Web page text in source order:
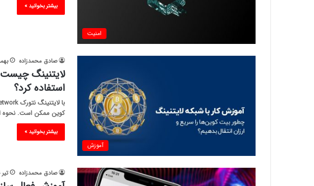
امنیت
بیشتر بخوانید »
آموزش
صادق محمدزاده بهمن
لایتنینگ
استفاده کرد؟
کوین ممکن است. نحوه
بیشتر بخوانید »
صادق محمدزاده تیر 24, 1402